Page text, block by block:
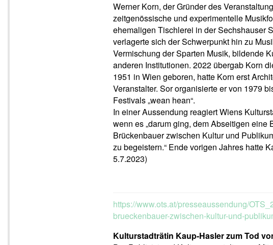
Werner Korn, der Gründer des
zeitgenössische und experimentelle
ehemaligen Tischlerei in der Sechshauser
verlagerte sich der Schwerpunkt hin zu
Vermischung der Sparten Musik, bildende
anderen Institutionen. 2022 übergab Korn
1951 in Wien geboren, hatte Korn erst
Veranstalter. Sor organisierte er von 1979
Festivals „wean hean“.
In einer Aussendung reagiert Wiens
wenn es „darum ging, dem Abseitigen eine
Brückenbauer zwischen Kultur und
zu begeistern.“ Ende vorigen Jahres hatte
5.7.2023)
https://www.ots.at/presseaussendung/
brueckenbauer-zwischen-kultur-und-
Kulturstadträtin Kaup-Hasler zum Tod